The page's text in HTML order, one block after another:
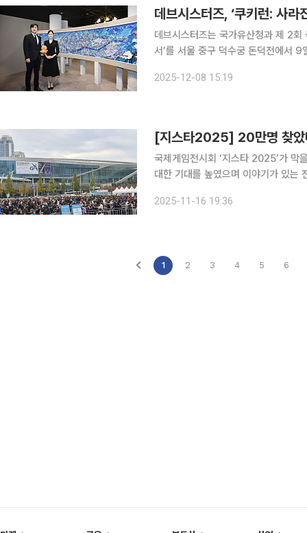
데브시스터즈, ‘쿠키런: 사
데브시스터즈는 국가유산청과 제 2회
서’를 서울 중구 덕수궁 돈덕전에서 9
결합하며 국가유산의 가치를 조망하
2025-12-08 15:19
[지스타2025] 20만명 찾았
국제게임전시회 ‘지스타 2025’가 막
대한 기대를 높였으며 이야기가 있는
주최하고 지스타 조직위원회와 부산
2025-11-16 19:36
1 2 3 4 5 6